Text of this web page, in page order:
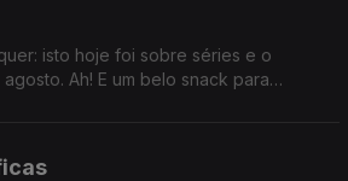
isto hoje foi sobre séries e o
Ah! E um belo snack para